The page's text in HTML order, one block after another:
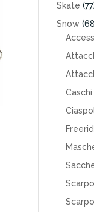
Skate
Snow